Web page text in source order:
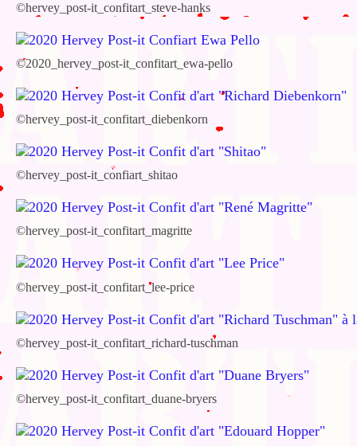
©hervey_post-it_confitart_steve-hanks
©2020_hervey_post-it_confitart_ewa-pello
©hervey_post-it_confitart_diebenkorn
©hervey_post-it_confiart_shitao
©hervey_post-it_confitart_magritte
©hervey_post-it_confitart_lee-price
©hervey_post-it_confitart_richard-tuschman
©hervey_post-it_confitart_duane-bryers